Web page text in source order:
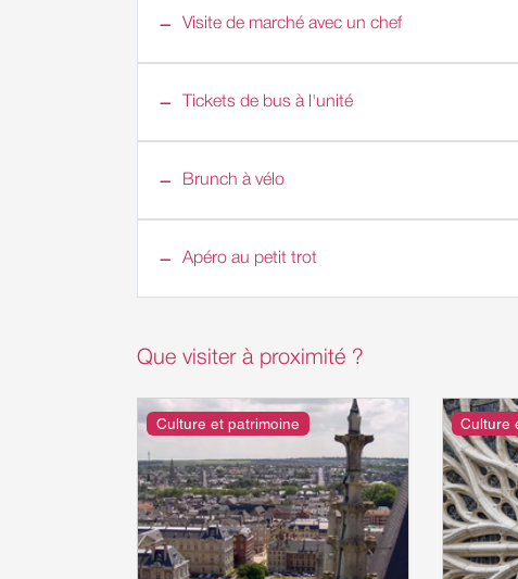
Visite de marché avec un chef
Tickets de bus à l'unité
Brunch à vélo
Apéro au petit trot
Que visiter à proximité ?
Culture et patrimoine Culture